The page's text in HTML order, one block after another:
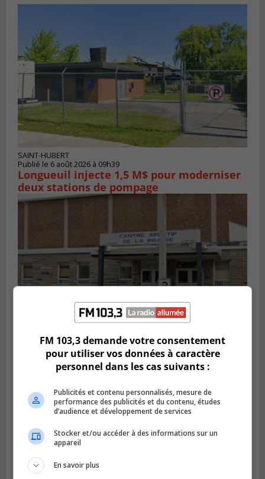
SAINT-HUBERT
Publié le 6 août 2026 à 09h39
Longueuil injecte 1,5 M$ pour moderniser
deux stations de pompage
LA PRAIRIE
Publié le 5 août 2026 à 11h59
La Prairie loue des espaces de glace
jusqu’en avril 2027
FM 103,3 demande votre consentement
pour utiliser vos données à caractère
personnel dans les cas suivants :
Publicités et contenu personnalisés, mesure de
performance des publicités et du contenu, études
d’audience et développement de services
Stocker et/ou accéder à des informations sur un
appareil
En savoir plus